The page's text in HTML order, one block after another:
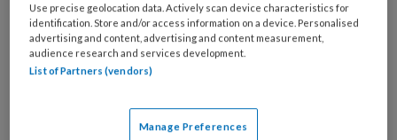
info@bpsw.nl
Use precise geolocation data. Actively scan device characteristics for
identification. Store and/or access information on a device. Personalised
advertising and content, advertising and content measurement,
audience research and services development.
List of Partners (vendors)
Manage Preferences